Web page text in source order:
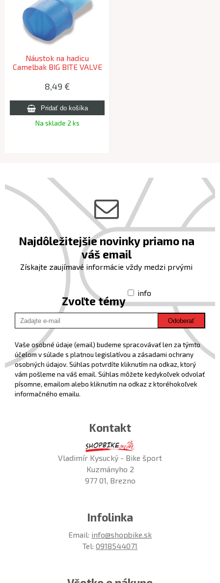
Náustok na hadicu
Camelbak BIG BITE VALVE
8,49 €
Na sklade 2 ks
Najdôležitejšie novinky priamo na
váš email
Získajte zaujímavé informácie vždy medzi prvými
Zvoľte témy
info
Odoberať
Vaše osobné údaje (email) budeme spracovávať len za týmto
účelom v súlade s platnou legislatívou a zásadami ochrany
osobných údajov. Súhlas potvrdíte kliknutím na odkaz, ktorý
vám pošleme na váš email. Súhlas môžete kedykoľvek odvolať
písomne, emailom alebo kliknutím na odkaz z ktoréhokoľvek
informačného emailu.
Kontakt
Vladimír Kysucký - Bike šport
Kuzmányho 2
977 01, Brezno
Infolinka
Email: info@shopbike.sk
Tel: 0918544071